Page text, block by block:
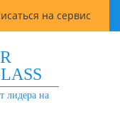
на сервис
лидера на